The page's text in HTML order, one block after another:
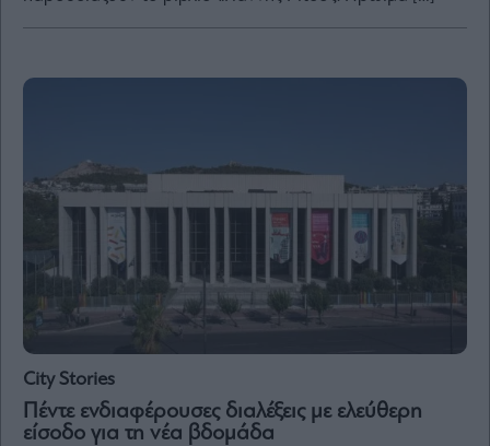
and
of
City Stories
Πέντε ενδιαφέρουσες διαλέξεις με ελεύθερη
είσοδο για τη νέα βδομάδα